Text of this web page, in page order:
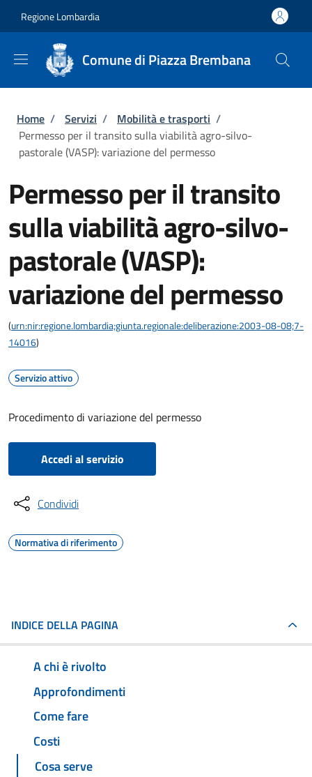
Regione Lombardia
Comune di Piazza Brembana
Briciole di pane
Home / Servizi / Mobilità e trasporti /
Permesso per il transito sulla viabilità agro-silvo-
pastorale (VASP): variazione del permesso
Permesso per il transito
sulla viabilità agro-silvo-
pastorale (VASP):
variazione del permesso
(urn:nir:regione.lombardia;giunta.regionale:deliberazione:2003-08-08;7-
14016)
Servizio attivo
Procedimento di variazione del permesso
Accedi al servizio
Condividi
Normativa di riferimento
INDICE DELLA PAGINA
A chi è rivolto
Approfondimenti
Come fare
Costi
Cosa serve